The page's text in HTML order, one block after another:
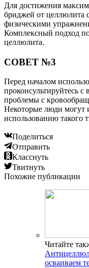
Для достижения
бриджей от целлюлита
физическими
Комплексный подход
целлюлита.
СОВЕТ №3
Перед началом
проконсультируйтесь с
проблемы с
Некоторые люди могут
использованию такого
Поделиться
Отправить
Класснуть
Твитнуть
Похожие публикации
Читайте
осваиваем